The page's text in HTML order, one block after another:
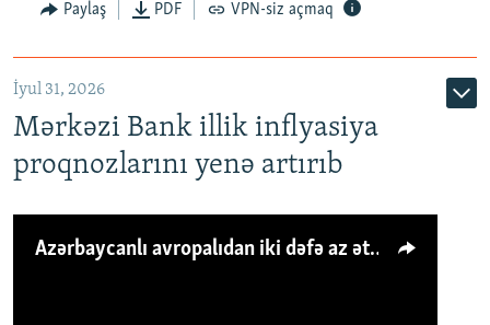
Paylaş PDF VPN-siz açmaq
İyul 31, 2026
Mərkəzi Bank illik inflyasiya
proqnozlarını yenə artırıb
Azərbaycanlı avropalıdan iki dəfə az ət yeyir, amma... 'Qiymət artımı qaçılmazdır'